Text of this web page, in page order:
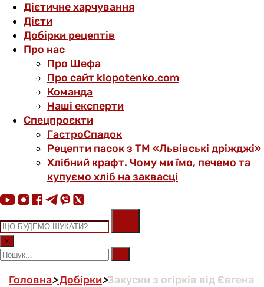
Дієтичне харчування
Дієти
Добірки рецептів
Про нас
Про Шефа
Про сайт klopotenko.com
Команда
Наші експерти
Спецпроєкти
ГастроСпадок
Рецепти пасок з ТМ «Львівські дріжджі»
Хлібний крафт. Чому ми їмо, печемо та
купуємо хліб на заквасці
×
Головна>Добірки>Закуски з огірків від Євгена